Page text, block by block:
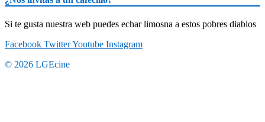
Si te gusta nuestra web puedes echar limosna a estos pobres diablos
Facebook TwitterYoutube Instagram
© 2026 LGEcine